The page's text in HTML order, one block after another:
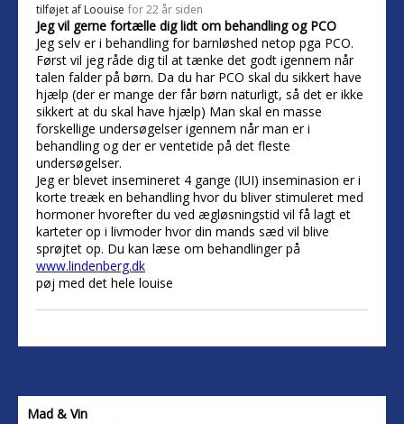
tilføjet af Loouise for 22 år siden
Jeg vil gerne fortælle dig lidt om behandling og PCO
Jeg selv er i behandling for barnløshed netop pga PCO.
Først vil jeg råde dig til at tænke det godt igennem når
talen falder på børn. Da du har PCO skal du sikkert have
hjælp (der er mange der får børn naturligt, så det er ikke
sikkert at du skal have hjælp) Man skal en masse
forskellige undersøgelser igennem når man er i
behandling og der er ventetide på det fleste
undersøgelser.
Jeg er blevet insemineret 4 gange (IUI) inseminasion er i
korte treæk en behandling hvor du bliver stimuleret med
hormoner hvorefter du ved ægløsningstid vil få lagt et
karteter op i livmoder hvor din mands sæd vil blive
sprøjtet op. Du kan læse om behandlinger på
www.lindenberg.dk
pøj med det hele louise
Mad & Vin